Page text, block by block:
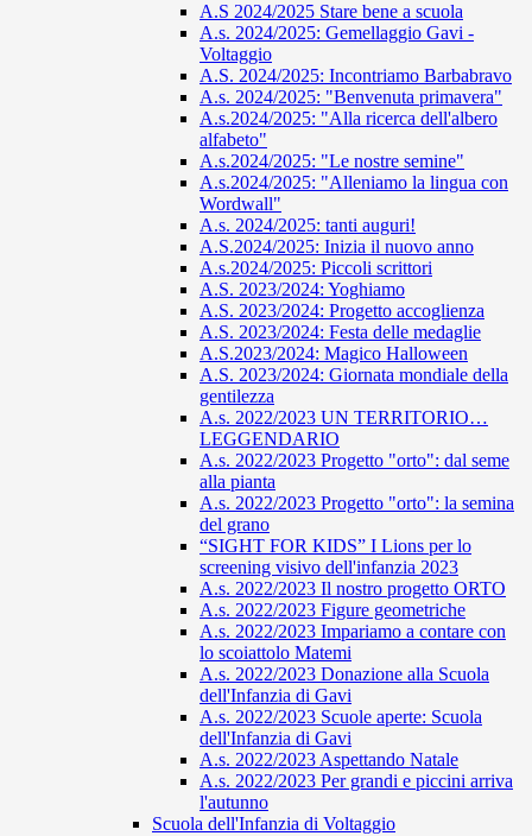
A.S 2024/2025 Stare bene a scuola
A.s. 2024/2025: Gemellaggio Gavi -
Voltaggio
A.S. 2024/2025: Incontriamo Barbabravo
A.s. 2024/2025: "Benvenuta primavera"
A.s.2024/2025: "Alla ricerca dell'albero
alfabeto"
A.s.2024/2025: "Le nostre semine"
A.s.2024/2025: "Alleniamo la lingua con
Wordwall"
A.s. 2024/2025: tanti auguri!
A.S.2024/2025: Inizia il nuovo anno
A.s.2024/2025: Piccoli scrittori
A.S. 2023/2024: Yoghiamo
A.S. 2023/2024: Progetto accoglienza
A.S. 2023/2024: Festa delle medaglie
A.S.2023/2024: Magico Halloween
A.S. 2023/2024: Giornata mondiale della
gentilezza
A.s. 2022/2023 UN TERRITORIO…
LEGGENDARIO
A.s. 2022/2023 Progetto "orto": dal seme
alla pianta
A.s. 2022/2023 Progetto "orto": la semina
del grano
“SIGHT FOR KIDS” I Lions per lo
screening visivo dell'infanzia 2023
A.s. 2022/2023 Il nostro progetto ORTO
A.s. 2022/2023 Figure geometriche
A.s. 2022/2023 Impariamo a contare con
lo scoiattolo Matemi
A.s. 2022/2023 Donazione alla Scuola
dell'Infanzia di Gavi
A.s. 2022/2023 Scuole aperte: Scuola
dell'Infanzia di Gavi
A.s. 2022/2023 Aspettando Natale
A.s. 2022/2023 Per grandi e piccini arriva
l'autunno
Scuola dell'Infanzia di Voltaggio